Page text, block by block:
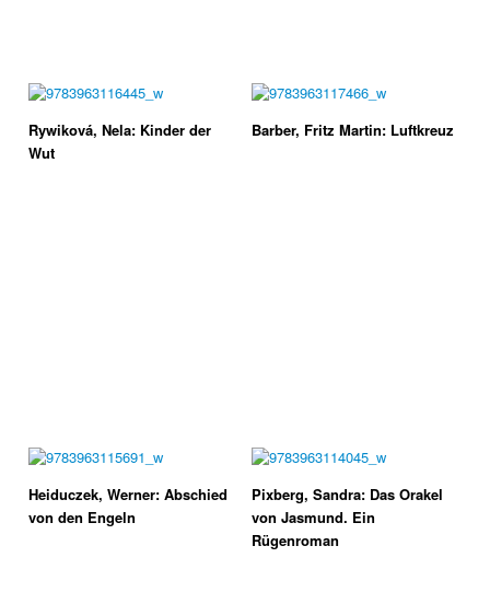
Rywiková, Nela: Kinder der
Wut
Barber, Fritz Martin: Luftkreuz
Heiduczek, Werner: Abschied
von den Engeln
Pixberg, Sandra: Das Orakel
von Jasmund. Ein
Rügenroman